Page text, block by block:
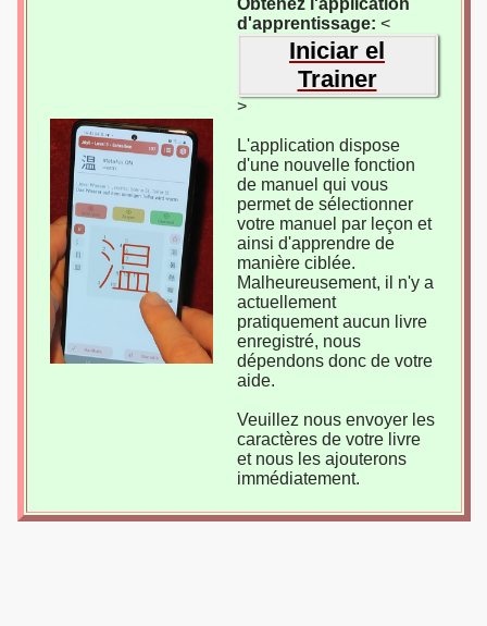
Obtenez l'application
d'apprentissage: <
Iniciar el
Trainer
>
L'application dispose
d'une nouvelle fonction
de manuel qui vous
permet de sélectionner
votre manuel par leçon et
ainsi d'apprendre de
manière ciblée.
Malheureusement, il n'y a
actuellement
pratiquement aucun livre
enregistré, nous
dépendons donc de votre
aide.
Veuillez nous envoyer les
caractères de votre livre
et nous les ajouterons
immédiatement.